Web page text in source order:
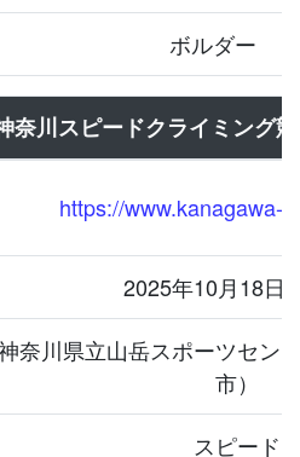
ボルダー
奈川スピードクライミング
https://www.kanagawa-
2025年10月18日
奈川県立山岳スポーツセン
市）
スピード